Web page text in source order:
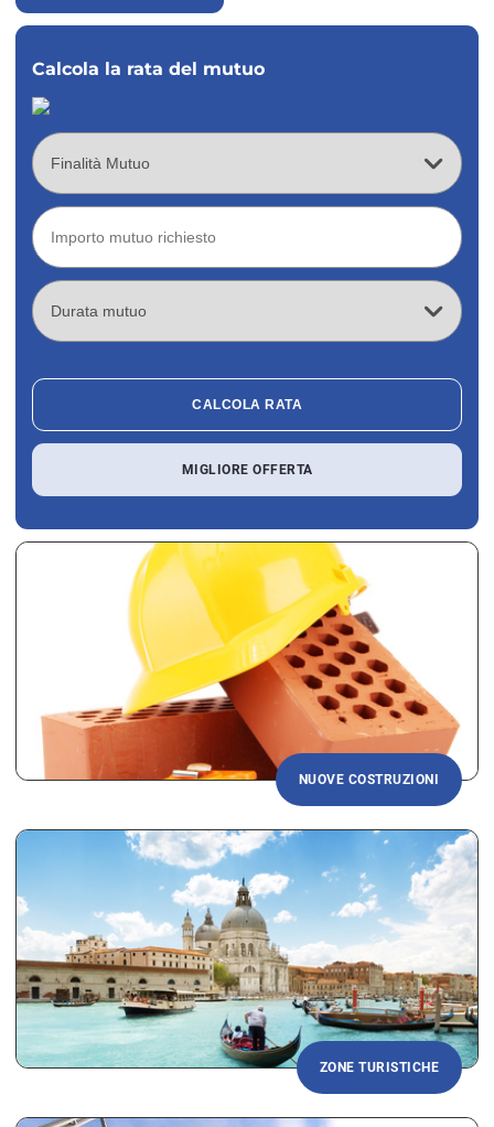
Calcola la rata del mutuo
CALCOLA RATA
MIGLIORE OFFERTA
NUOVE COSTRUZIONI
ZONE TURISTICHE